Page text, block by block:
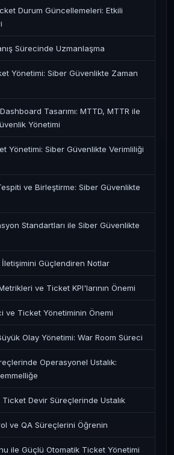
Durum Güncellemeleri: Etkili
Sürecinde Uzmanlaşma
Yönetimi: Siber Güvenlikte Zaman
Tasarımı: MTTD, MTTR ile
Yönetimi
Yönetimi: Siber Güvenlikte Verimliliği
ve Birleştirme: Siber Güvenlikte
Standartları ile Siber Güvenlikte
Güçlendiren Notlar
ve Ticket KPI'larının Önemi
ve Ticket Yönetiminin Önemi
Olay Yönetimi: War Room Süreci
Operasyonel Ustalık:
Devir Süreçlerinde Ustalık
ve QA Süreçlerini Öğrenin
ile Güçlü Otomatik Ticket Yönetimi